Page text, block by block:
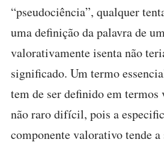
“pseudociência”, qualquer
uma definição da palavra de
valorativamente isenta não
significado. Um termo
tem de ser definido em termos
não raro difícil, pois a
componente valorativo tende a